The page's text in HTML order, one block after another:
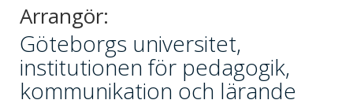
Arrangör:
Göteborgs universitet,
institutionen för pedagogik,
kommunikation och lärande